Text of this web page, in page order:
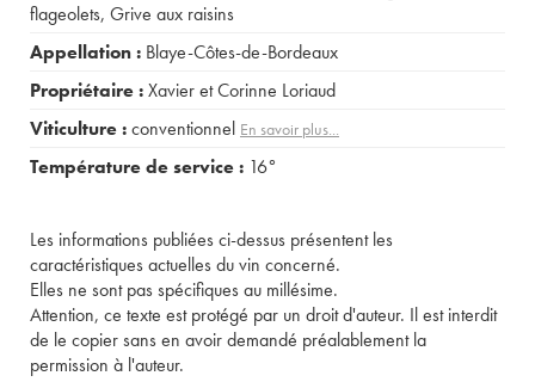
flageolets, Grive aux raisins
Appellation : Blaye-Côtes-de-Bordeaux
Propriétaire :Xavier et Corinne Loriaud
Viticulture :conventionnel En savoir plus...
Température de service : 16°
Les informations publiées ci-dessus présentent les
caractéristiques actuelles du vin concerné.
Elles ne sont pas spécifiques au millésime.
Attention, ce texte est protégé par un droit d'auteur. Il est interdit
de le copier sans en avoir demandé préalablement la
permission à l'auteur.